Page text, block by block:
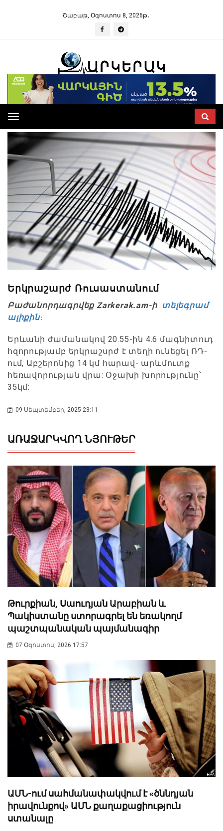
Շաբաթ, Օգոստոս 8, 2026թ․
Toggle
navigation
Երկրաշարժ Ռուսաստանում
Բաժանորդագրվեք Zarkerak.am-ի տելեգրամ
ալիքին։
Երևանի ժամանակով 20.55-ին 4.6 մագնիտուդ
հզորությամբ երկրաշսրժ է տեղի ունեցել ՌԴ-
ում, Աբշերոնից 14 կմ հարավ- արևմուտք
հեռավորության վրա: Օջախի խորությունը՝
35կմ:
09 Սեպտեմբեր, 2025 23:11
ԱՌԱՋԱՐԿՎՈՂ ՆՅՈՒԹԵՐ
Թուրքիան, Սաուդյան Արաբիան և
Պակիստանը ստորագրել են եռակողմ
պաշտպանական պայմանագիր
07 Օգոստոս, 2026 17:57
ԱՄՆ-ում սահմանափակվում է «ծննդյան
իրավունքով» ԱՄՆ քաղաքացիություն
ստանալը